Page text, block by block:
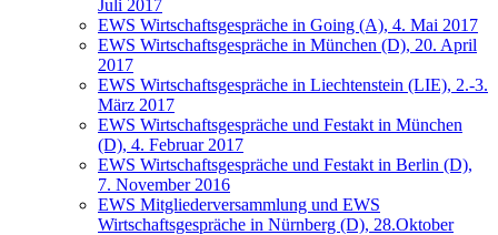
Juli 2017
EWS Wirtschaftsgespräche in Going (A), 4. Mai 2017
EWS Wirtschaftsgespräche in München (D), 20. April
2017
EWS Wirtschaftsgespräche in Liechtenstein (LIE), 2.-3.
März 2017
EWS Wirtschaftsgespräche und Festakt in München
(D), 4. Februar 2017
EWS Wirtschaftsgespräche und Festakt in Berlin (D),
7. November 2016
EWS Mitgliederversammlung und EWS
Wirtschaftsgespräche in Nürnberg (D), 28.Oktober